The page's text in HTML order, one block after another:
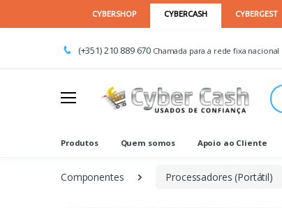
(+351) 210 889 670 Chamada para a rede fixa nacional
Produtos Quem somos Apoio ao Cliente
Componentes Processadores (Portátil)